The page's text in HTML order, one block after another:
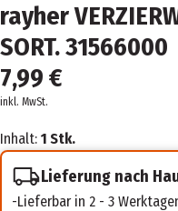
rayher
SORT. 31566000
7,99 €
inkl. MwSt.
Inhalt: 1 Stk.
Lieferung nach
Lieferbar in 2 - 3